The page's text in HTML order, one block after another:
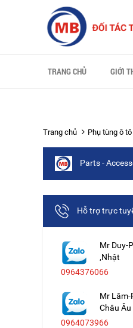
TRANG CHỦ GIỚI
Trang chủ Phụ tùng ô
Parts -
Hỗ trợ trực
Mr Duy-
,Nhật
0964376066
Mr Lâm-
Châu Âu
0964073966